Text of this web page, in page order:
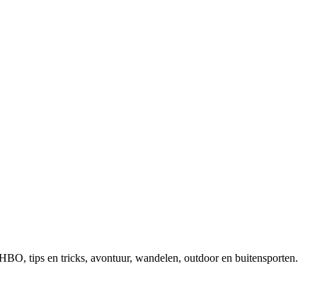
tips en tricks, avontuur, wandelen, outdoor en buitensporten.